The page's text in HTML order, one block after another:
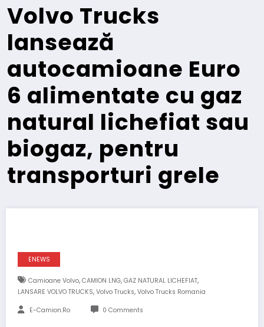
Volvo Trucks
lansează
autocamioane Euro
6 alimentate cu gaz
natural lichefiat sau
biogaz, pentru
transporturi grele
ENEWS
Camioane Volvo, CAMION LNG, GAZ NATURAL LICHEFIAT,
LANSARE VOLVO TRUCKS, Volvo Trucks, Volvo Trucks Romania
E-Camion.ro 0 Comments